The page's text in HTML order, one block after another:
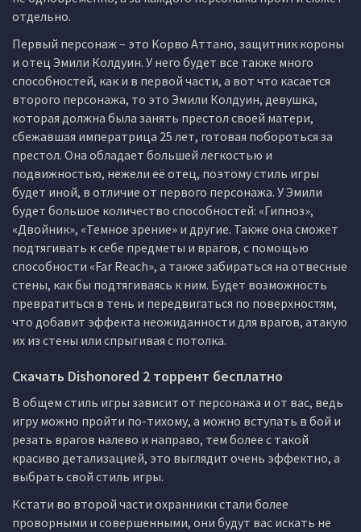
отдельно.
Первый персонаж – это Корво Аттано, защитник короны
и отец Эмили Колдуин. У него будет все также много
способностей, как и в первой части, а вот что касается
второго персонажа, то это Эмили Колдуин, девушка,
которая должна была занять престол своей матери,
сбежавшая императрица 25 лет, готовая побороться за
престол. Она обладает большей легкостью и
подвижностью, нежели её отец, поэтому стиль игры
будет иной, в отличие от первого персонажа. У Эмили
будет большое количество способностей: «Гипноз»,
«Двойник», «Темное зрение» и другие. Также она сможет
подтягивать к себе предметы и врагов, с помощью
способности «Far Reach», а также забираться на отвесные
стены, как бы подтягиваясь к ним. Будет возможность
превратиться в тень и передвигаться по поверхностям,
что добавит эффекта неожиданности для врагов, атакую
их из стены или спрыгивая с потолка.
Скачать Dishonored 2 торрент бесплатно
В общем стиль игры зависит от персонажа и от вас, ведь
игру можно пройти по-тихому, а можно вступать в бой и
резать врагов налево и направо, тем более с такой
красиво детализацией, это выглядит очень эффектно, а
выбрать свой стиль игры.
Кстати во второй части охранники стали более
проворными и совершенными, они будут вас искать не